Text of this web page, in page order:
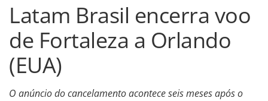
Latam Brasil encerra voo
de Fortaleza a Orlando
(EUA)
O anúncio do cancelamento acontece seis meses após o